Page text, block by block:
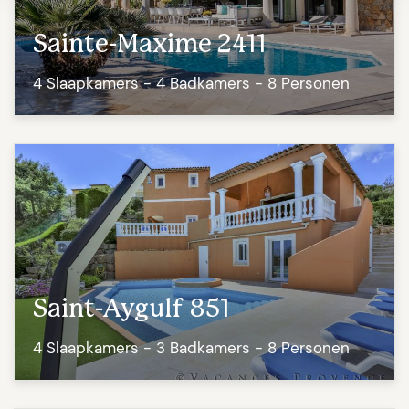
Sainte-Maxime 2411
4 Slaapkamers - 4 Badkamers - 8 Personen
Saint-Aygulf 851
4 Slaapkamers - 3 Badkamers - 8 Personen